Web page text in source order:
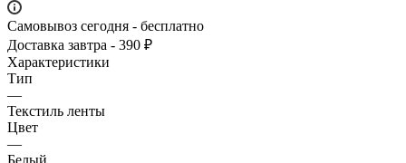
Самовывоз сегодня - бесплатно
Доставка завтра - 390 ₽
Характеристики
Тип
—
Текстиль ленты
Цвет
—
Белый